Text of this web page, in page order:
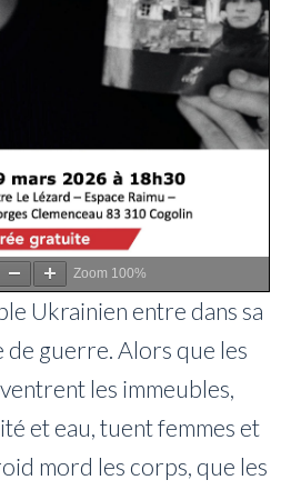
Zoom 100%
Ukrainien entre dans sa
de guerre. Alors que les
les immeubles,
et eau, tuent femmes et
mord les corps, que les